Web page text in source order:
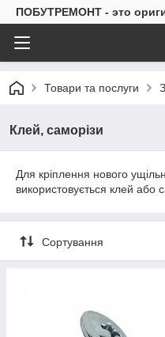
ПОБУТРЕМОНТ - это
Товари та послуги
Клей, саморізи
Для кріплення нового
використовується клей або
Сортування